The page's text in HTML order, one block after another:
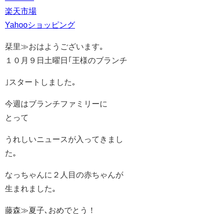
楽天市場
Yahooショッピング
栞里≫おはようございます｡
１０月９日土曜日｢王様のブランチ
｣スタートしました｡
今週はブランチファミリーに
とって
うれしいニュースが入ってきまし
た｡
なっちゃんに２人目の赤ちゃんが
生まれました｡
藤森≫夏子､おめでとう！